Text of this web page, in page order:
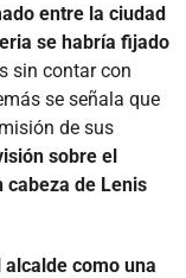
entre la ciudad
se habría fijado
sin contar con
se señala que
de sus
sobre el
cabeza de Lenis
como una